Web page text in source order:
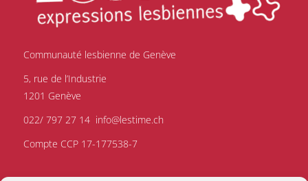
Communauté lesbienne de Genève
5, rue de l’Industrie
1201 Genève
022/ 797 27 14 info@lestime.ch
Compte CCP 17-177538-7